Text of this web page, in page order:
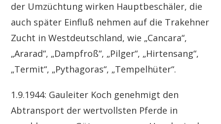
der Umzüchtung wirken Hauptbeschäler, die
auch später Einfluß nehmen auf die Trakehner
Zucht in Westdeutschland, wie „Cancara“,
„Ararad“, „Dampfroß“, „Pilger“, „Hirtensang“,
„Termit“, „Pythagoras“, „Tempelhüter“.
1.9.1944: Gauleiter Koch genehmigt den
Abtransport der wertvollsten Pferde in